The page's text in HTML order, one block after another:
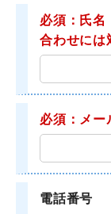
必須：氏名
合わせには
必須：メー
電話番号